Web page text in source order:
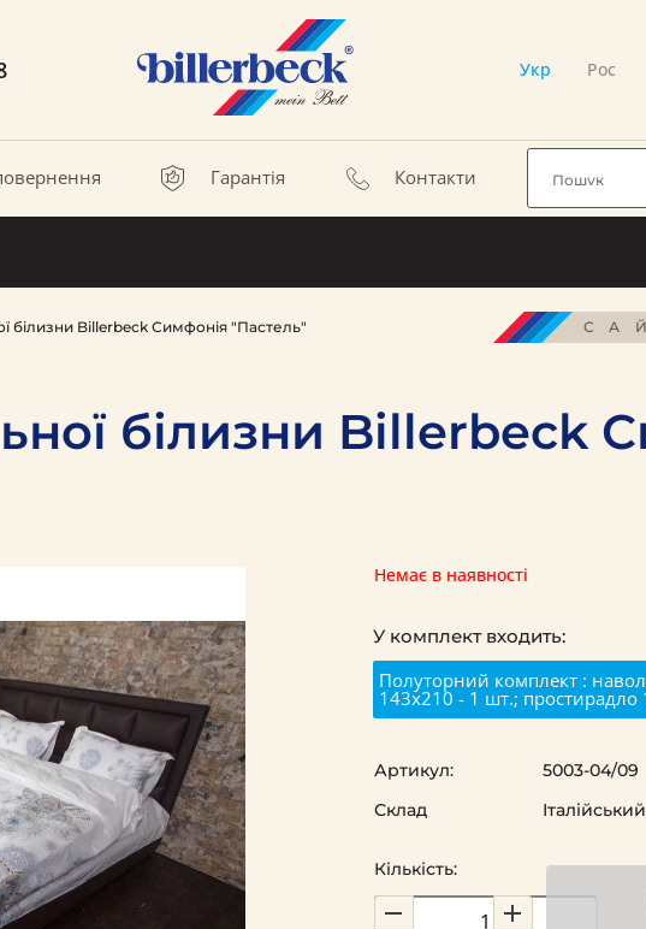
Укр Рос
Гарантія Контакти
білизни Billerbeck Симфонія "Пастель"
білизни Billerbeck
Немає в наявності
У комплект входить:
Полуторний комплект :
143х210 - 1 шт.;
Кількість:
Артикул:
5003-04/09
Склад